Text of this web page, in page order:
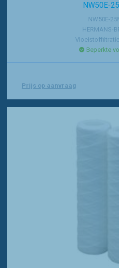
NW50E-
NW50E-
HERMANS-
Beperkte
Prijs op aanvraag